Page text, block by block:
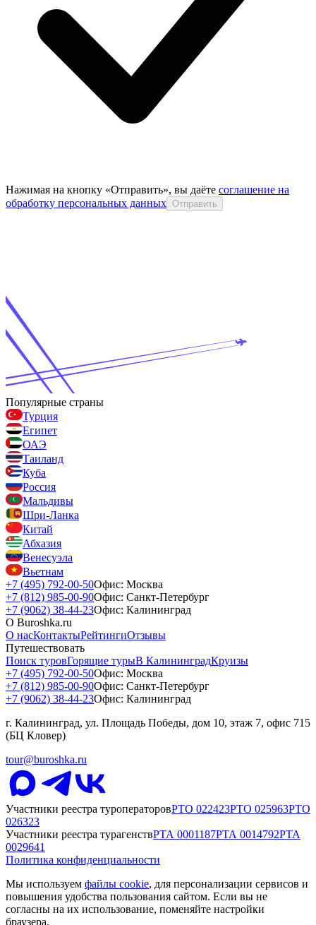
Нажимая на кнопку «Отправить», вы даёте соглашение на
обработку персональных данных Отправить
Популярные страны
Турция
Египет
ОАЭ
Таиланд
Куба
Россия
Мальдивы
Шри-Ланка
Китай
Абхазия
Венесуэла
Вьетнам
+7 (495) 792-00-50Офис: Москва
+7 (812) 985-00-90Офис: Санкт-Петербург
+7 (9062) 38-44-23Офис: Калининград
О Buroshka.ru
О насКонтактыРейтингиОтзывы
Путешествовать
Поиск туровГорящие турыВ КалининградКруизы
+7 (495) 792-00-50Офис: Москва
+7 (812) 985-00-90Офис: Санкт-Петербург
+7 (9062) 38-44-23Офис: Калининград
г. Калининград, ул. Площадь Победы, дом 10, этаж 7, офис 715
(БЦ Кловер)
tour@buroshka.ru
Участники реестра туроператоровРТО 022423РТО 025963РТО
026323
Участники реестра турагенствРТА 0001187РТА 0014792РТА
0029641
Политика конфиденциальности
Мы используем файлы cookie, для персонализации сервисов и
повышения удобства пользования сайтом. Если вы не
согласны на их использование, поменяйте настройки
браузера.